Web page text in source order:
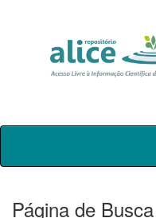
Skip
Página de Busca